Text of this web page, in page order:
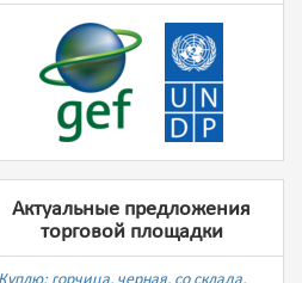
Актуальные предложения
торговой площадки